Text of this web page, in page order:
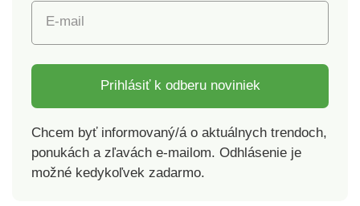
stupienka 36 x 25 cm,
výška prvého
stupienka od zeme 22
cm, výška druhého
stupienka od zeme 44
cm. Materiál: kvalitný,
plast. SchodíkyDo
dielne aj
domácnostiObojstranné
E-mail
Prihlásiť k odberu noviniek
Chcem byť informovaný/á o aktuálnych trendoch,
ponukách a zľavách e-mailom. Odhlásenie je
možné kedykoľvek zadarmo.